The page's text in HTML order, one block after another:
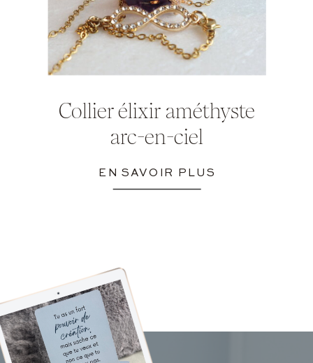
EN SAVOIR PLUS
Collier élixir améthyste
arc-en-ciel